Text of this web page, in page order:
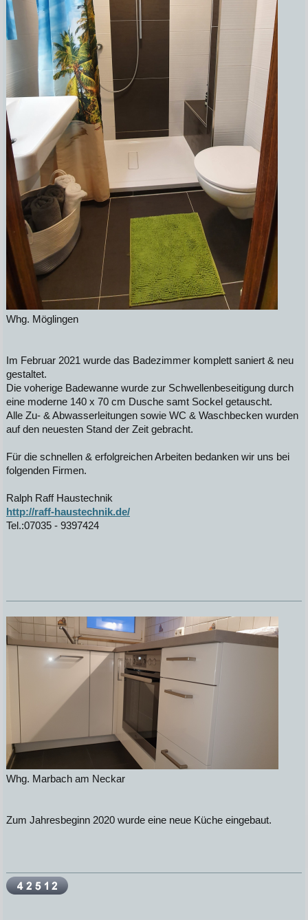
Whg. Möglingen
Im Februar 2021 wurde das Badezimmer komplett saniert & neu
gestaltet.
Die voherige Badewanne wurde zur Schwellenbeseitigung durch
eine moderne 140 x 70 cm Dusche samt Sockel getauscht.
Alle Zu- & Abwasserleitungen sowie WC & Waschbecken wurden
auf den neuesten Stand der Zeit gebracht.
Für die schnellen & erfolgreichen Arbeiten bedanken wir uns bei
folgenden Firmen.
Ralph Raff Haustechnik
http://raff-haustechnik.de/
Tel.:07035 - 9397424
Whg. Marbach am Neckar
Zum Jahresbeginn 2020 wurde eine neue Küche eingebaut.